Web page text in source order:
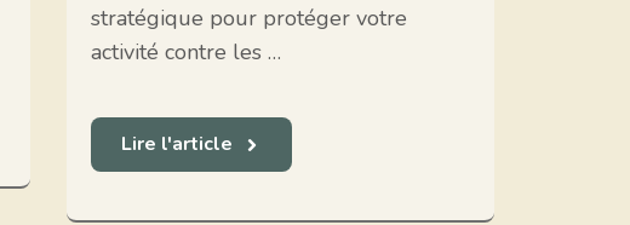
stratégique pour protéger votre
activité contre les …
Lire l'article